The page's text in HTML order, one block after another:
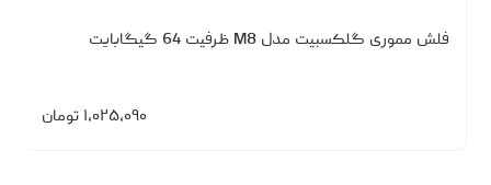
فلش مموری گلکسبیت مدل M8 ظرفیت 64 گیگابایت
۱،۰۲۵،۰۹۰ تومان